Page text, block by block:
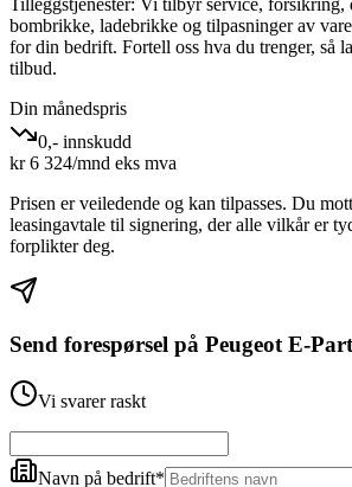
Tilleggstjenester: Vi tilbyr service, forsikring,
bombrikke, ladebrikke og tilpasninger av
for din bedrift. Fortell oss hva du trenger, så
tilbud.
Din månedspris
0,- innskudd
kr6 324/mnd eks mva
Prisen er veiledende og kan tilpasses. Du
leasingavtale til signering, der alle vilkår er
forplikter deg.
Send forespørsel på Peugeot E-
Vi svarer raskt
Navn på bedrift*